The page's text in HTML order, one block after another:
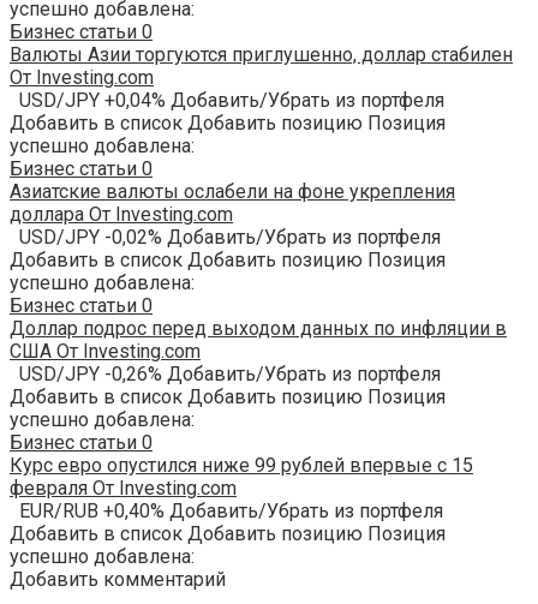
успешно добавлена:
Бизнес статьи 0
Валюты Азии торгуются приглушенно, доллар стабилен
От Investing.com
USD/JPY +0,04% Добавить/Убрать из портфеля
Добавить в список Добавить позицию Позиция
успешно добавлена:
Бизнес статьи 0
Азиатские валюты ослабели на фоне укрепления
доллара От Investing.com
USD/JPY -0,02% Добавить/Убрать из портфеля
Добавить в список Добавить позицию Позиция
успешно добавлена:
Бизнес статьи 0
Доллар подрос перед выходом данных по инфляции в
США От Investing.com
USD/JPY -0,26% Добавить/Убрать из портфеля
Добавить в список Добавить позицию Позиция
успешно добавлена:
Бизнес статьи 0
Курс евро опустился ниже 99 рублей впервые с 15
февраля От Investing.com
EUR/RUB +0,40% Добавить/Убрать из портфеля
Добавить в список Добавить позицию Позиция
успешно добавлена:
Добавить комментарий